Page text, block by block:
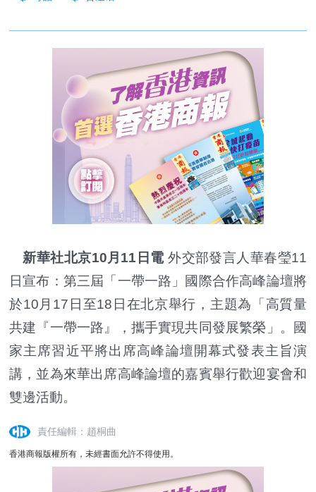
新華社北京10月11日電外交部發言人華春瑩11
日宣布：第三屆「一帶一路」國際合作高峰論壇將
於10月17日至18日在北京舉行，主題為「高質量
共建『一帶一路』，攜手實現共同發展繁榮」。國
家主席習近平將出席高峰論壇開幕式發表主旨演
講，並為來華出席高峰論壇的嘉賓舉行歡迎宴會和
雙邊活動。
責任編輯：趙桐曲
香港商報版權所有，未經書面允許不得使用。